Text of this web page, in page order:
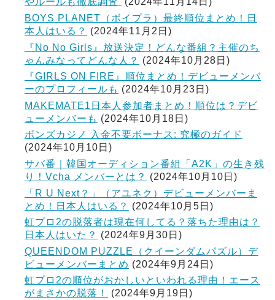
BOYS PLANET（ボイプラ）最終順位まとめ！日
本人はいる？
(2024年11月2日)
『No No Girls』放送決定！どんな番組？主催のち
ゃんみなってどんな人？
(2024年10月28日)
『GIRLS ON FIRE』順位まとめ！デビューメンバ
ーのプロフィールも (2024年10月23日)
MAKEMATE1日本人参加者まとめ！順位は？デビ
ューメンバーも (2024年10月18日)
ボンズカジノ 入金不要ボーナス: 究極のガイド
(2024年10月10日)
サバ番｜韓国オーディション番組「A2K」の生き残
り！Vcha メンバーとは？
(2024年10月10日)
「R U Next？」（アユネク）デビューメンバーま
とめ！日本人はいる？
(2024年10月5日)
虹プロ2の脱落者は現在何してる？落ちた理由は？
日本人はいた？
(2024年9月30日)
QUEENDOM PUZZLE（クイーンダムパズル）デ
ビューメンバーまとめ (2024年9月24日)
虹プロ2の順位がおかしいといわれる理由！エース
がまさかの脱落！
(2024年9月19日)